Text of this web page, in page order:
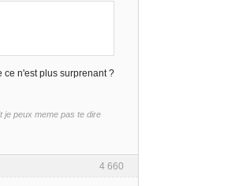
ce n'est plus surprenant ?
je peux meme pas te dire
4 660